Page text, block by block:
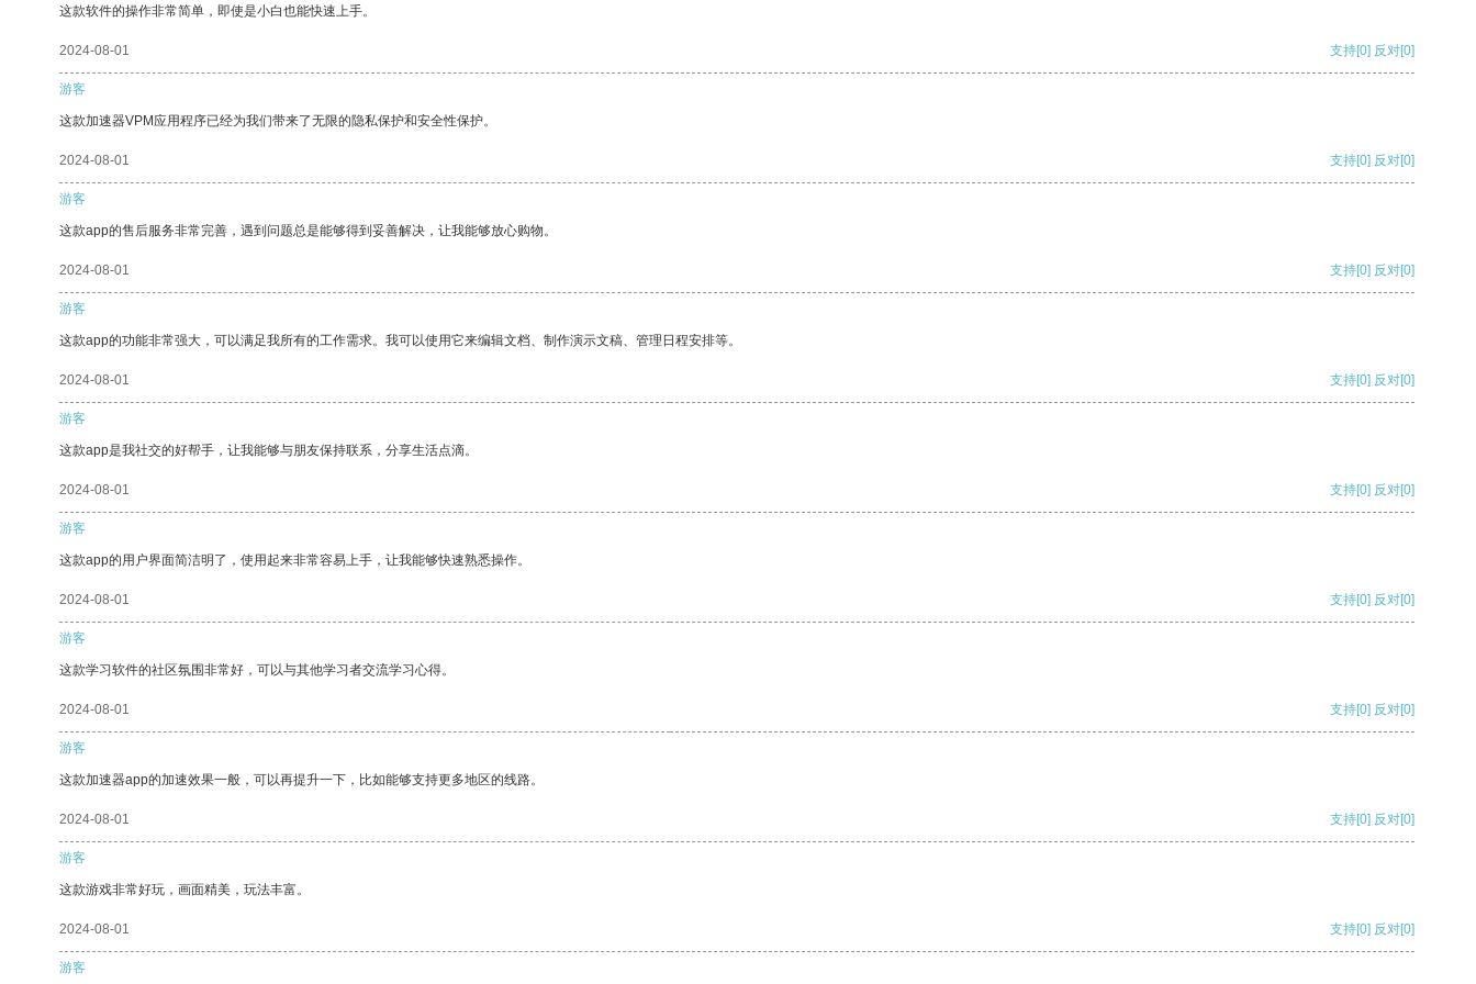
这款软件的操作非常简单，即使是小白也能快速上手。
2024-08-01 支持[0] 反对[0]
游客
这款加速器VPM应用程序已经为我们带来了无限的隐私保护和安全性保护。
2024-08-01 支持[0] 反对[0]
游客
这款app的售后服务非常完善，遇到问题总是能够得到妥善解决，让我能够放心购物。
2024-08-01 支持[0] 反对[0]
游客
这款app的功能非常强大，可以满足我所有的工作需求。我可以使用它来编辑文档、制作演示文稿、管理日程安排等。
2024-08-01 支持[0] 反对[0]
游客
这款app是我社交的好帮手，让我能够与朋友保持联系，分享生活点滴。
2024-08-01 支持[0] 反对[0]
游客
这款app的用户界面简洁明了，使用起来非常容易上手，让我能够快速熟悉操作。
2024-08-01 支持[0] 反对[0]
游客
这款学习软件的社区氛围非常好，可以与其他学习者交流学习心得。
2024-08-01 支持[0] 反对[0]
游客
这款加速器app的加速效果一般，可以再提升一下，比如能够支持更多地区的线路。
2024-08-01 支持[0] 反对[0]
游客
这款游戏非常好玩，画面精美，玩法丰富。
2024-08-01 支持[0] 反对[0]
游客